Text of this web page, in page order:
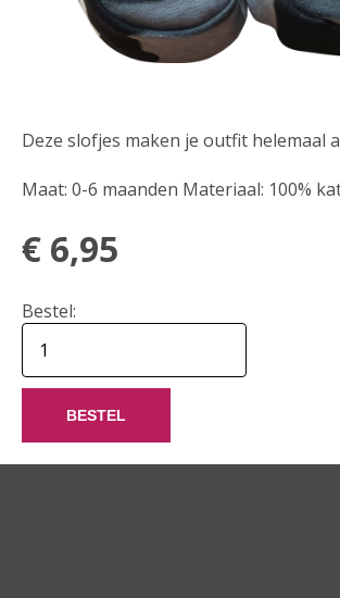
Deze slofjes maken je outfit helemaal
Maat: 0-6 maanden Materiaal: 100%
€ 6,95
Bestel:
BESTEL